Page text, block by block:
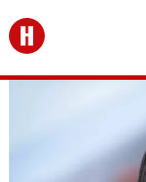
Перейти на главную